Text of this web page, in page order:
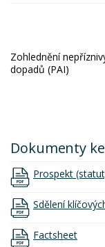
Zohlednění
dopadů (PAI)
Dokumenty
Prospekt
Sdělení
Factsheet